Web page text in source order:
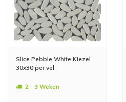
Slice Pebble White Kiezel
30x30 per vel
2 - 3 Weken